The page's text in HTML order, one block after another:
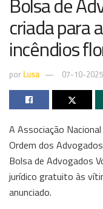
criada para
incêndios
por Lusa 07-10-
A Associação
Ordem dos
Bolsa de Advogados
jurídico gratuito às
anunciado.